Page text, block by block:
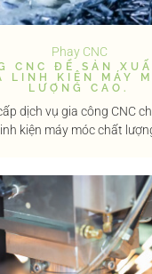
Phay CNC
CNC ĐỂ SẢN
LINH KIỆN MÁY
LƯỢNG CAO.
dịch vụ gia công CNC
kiện máy móc chất